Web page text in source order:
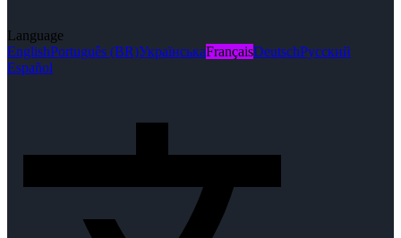
Language
EnglishPortuguês (BR)УкраїнськаFrançaisDeutschРусский
Español